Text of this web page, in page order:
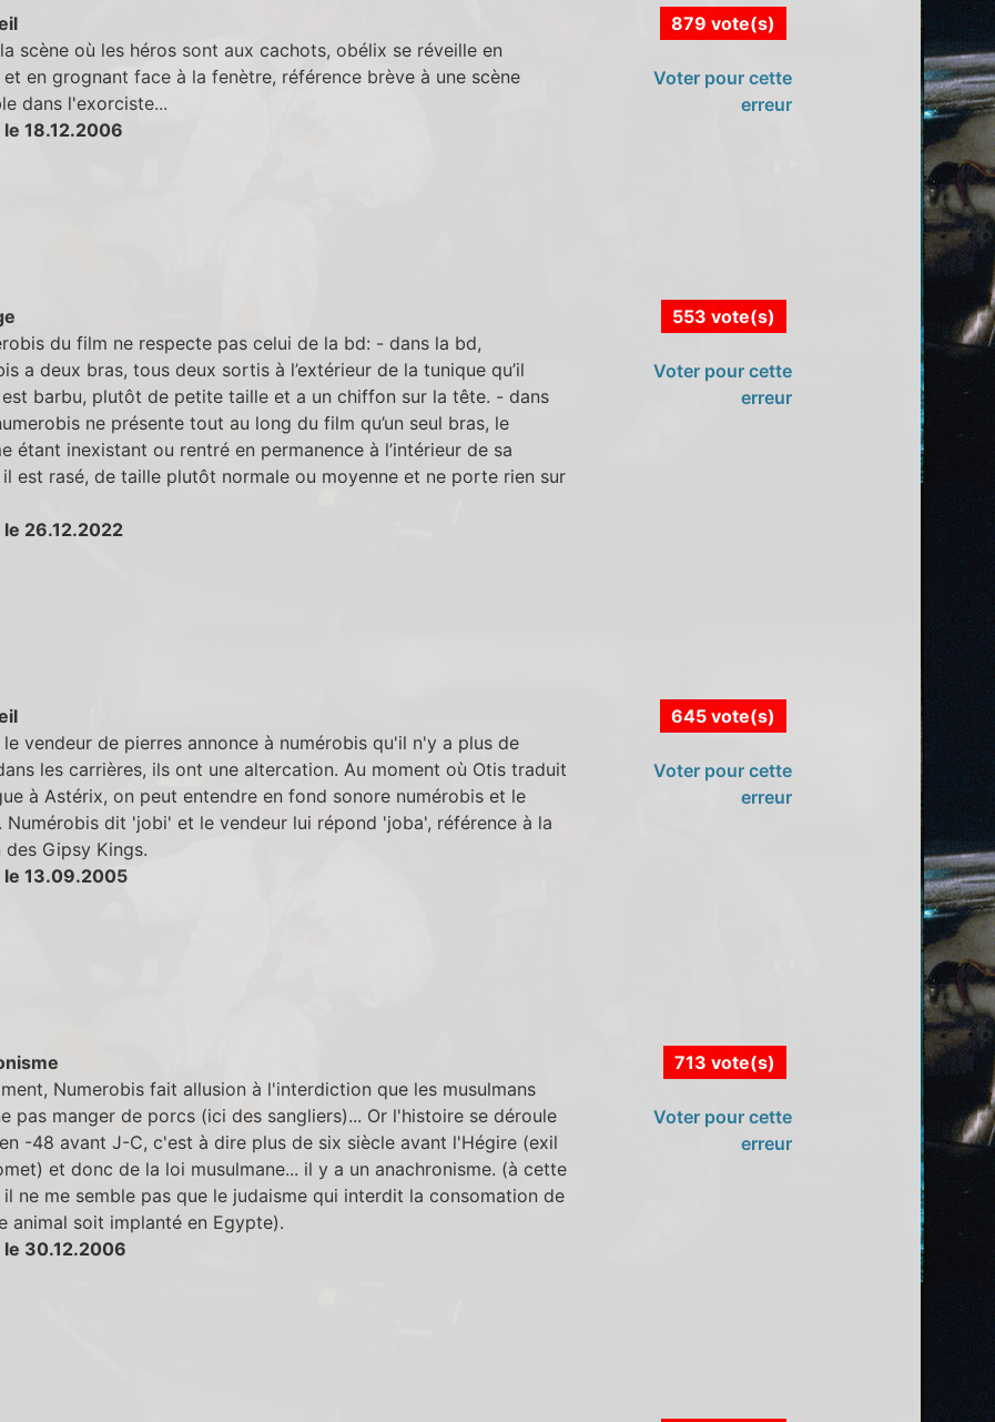
scène où les héros sont aux cachots, obélix se réveille en
en grognant face à la fenètre, référence brève à une scène
dans l'exorciste...
18.12.2006
879 vote(s)
Voter pour cette
erreur
du film ne respecte pas celui de la bd: - dans la bd,
a deux bras, tous deux sortis à l’extérieur de la tunique qu’il
barbu, plutôt de petite taille et a un chiffon sur la tête. - dans
ne présente tout au long du film qu’un seul bras, le
étant inexistant ou rentré en permanence à l’intérieur de sa
est rasé, de taille plutôt normale ou moyenne et ne porte rien sur
26.12.2022
553 vote(s)
Voter pour cette
erreur
le vendeur de pierres annonce à numérobis qu'il n'y a plus de
les carrières, ils ont une altercation. Au moment où Otis traduit
à Astérix, on peut entendre en fond sonore numérobis et le
Numérobis dit 'jobi' et le vendeur lui répond 'joba', référence à la
des Gipsy Kings.
le 13.09.2005
645 vote(s)
Voter pour cette
erreur
Numerobis fait allusion à l'interdiction que les musulmans
pas manger de porcs (ici des sangliers)... Or l'histoire se déroule
-48 avant J-C, c'est à dire plus de six siècle avant l'Hégire (exil
et donc de la loi musulmane... il y a un anachronisme. (à cette
ne me semble pas que le judaisme qui interdit la consomation de
animal soit implanté en Egypte).
30.12.2006
713 vote(s)
Voter pour cette
erreur